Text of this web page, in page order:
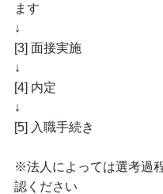
ます
↓
[3] 面接実施
↓
[4] 内定
↓
[5] 入職手続き
※法人によっては選考過
認ください